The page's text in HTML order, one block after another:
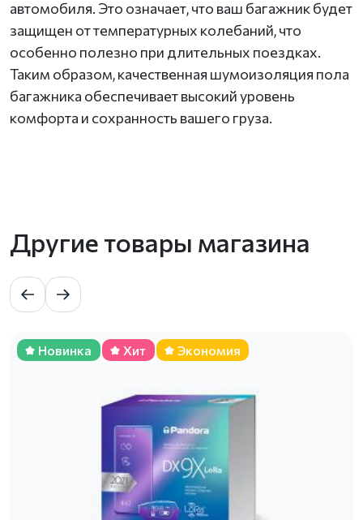
автомобиля. Это означает, что ваш багажник будет
защищен от температурных колебаний, что
особенно полезно при длительных поездках.
Таким образом, качественная шумоизоляция пола
багажника обеспечивает высокий уровень
комфорта и сохранность вашего груза.
Другие товары магазина
Новинка Хит Экономия